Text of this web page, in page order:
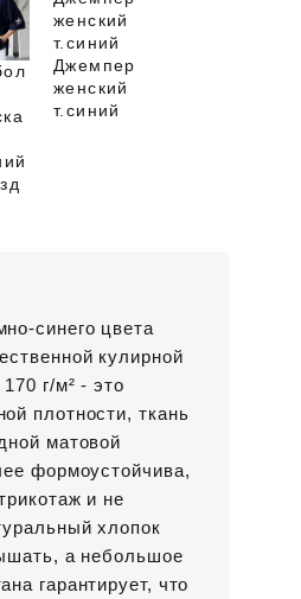
Джемпер
женский
т.синий
синего цвета
кулирной
г/м² - это
плотности, ткань
матовой
формоустойчива,
и не
хлопок
а небольшое
гарантирует, что